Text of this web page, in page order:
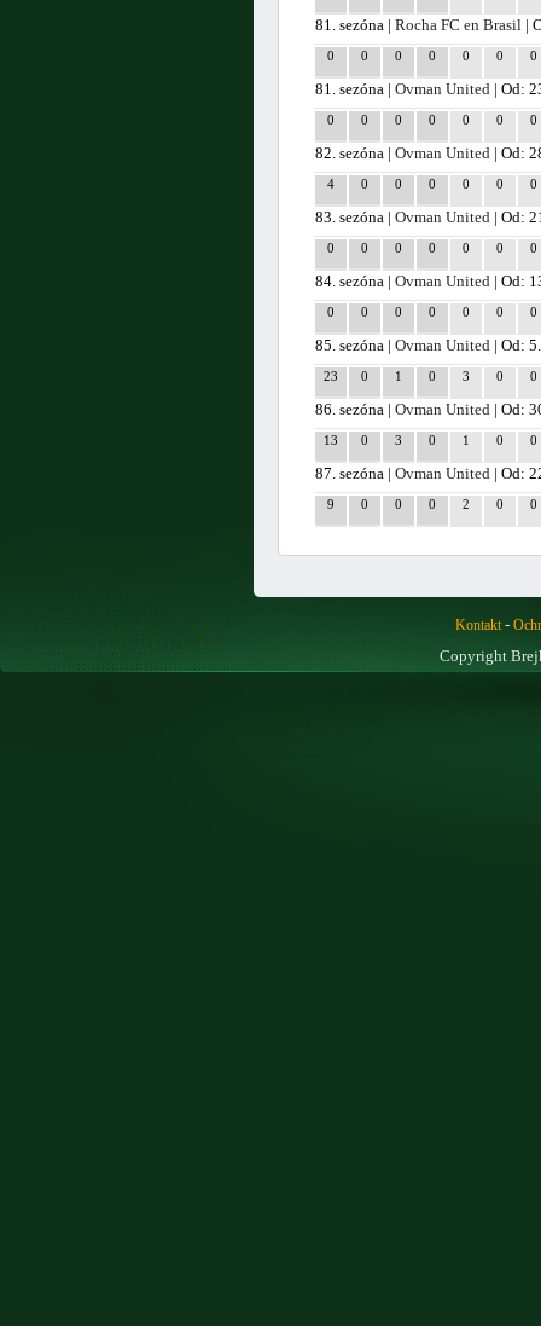
81. sezóna |Rocha FC en Brasil |
0 0 0 0 0 0 0
81. sezóna |Ovman United | Od:
0 0 0 0 0 0 0
82. sezóna |Ovman United | Od:
4 0 0 0 0 0 0
83. sezóna |Ovman United | Od:
0 0 0 0 0 0 0
84. sezóna |Ovman United | Od:
0 0 0 0 0 0 0
85. sezóna |Ovman United | Od:
23 0 1 0 3 0 0
86. sezóna |Ovman United | Od:
13 0 3 0 1 0 0
87. sezóna |Ovman United | Od:
9 0 0 0 2 0 0
Kontakt-
Copyright